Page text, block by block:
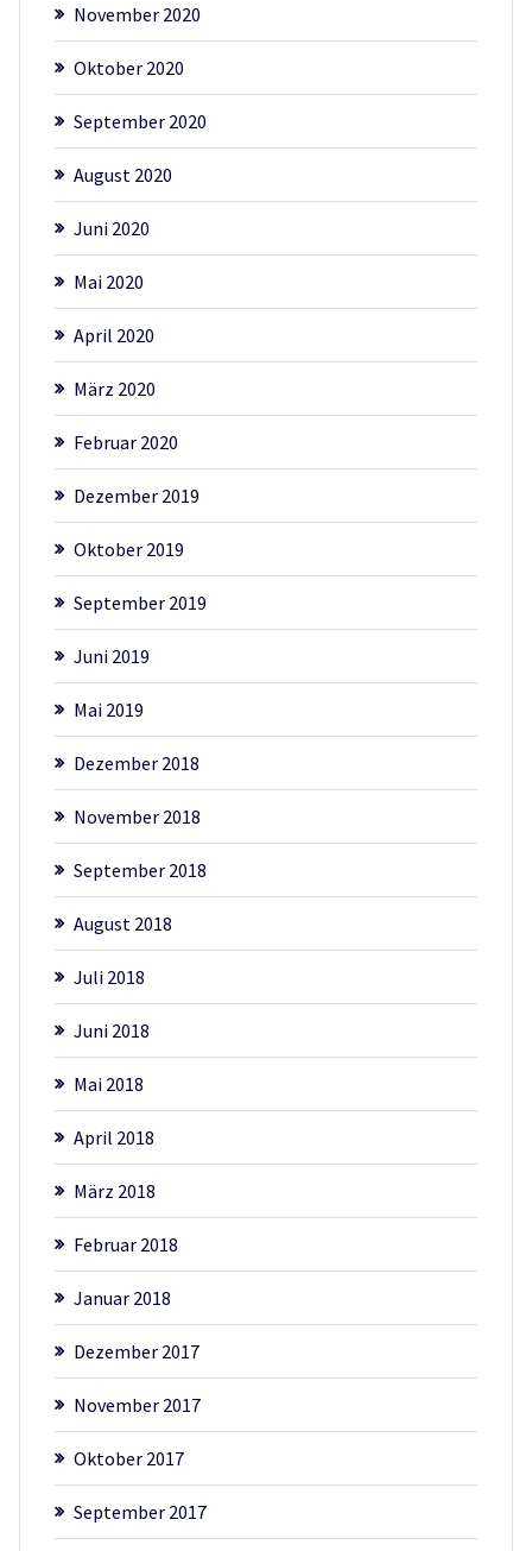
November 2020
Oktober 2020
September 2020
August 2020
Juni 2020
Mai 2020
April 2020
März 2020
Februar 2020
Dezember 2019
Oktober 2019
September 2019
Juni 2019
Mai 2019
Dezember 2018
November 2018
September 2018
August 2018
Juli 2018
Juni 2018
Mai 2018
April 2018
März 2018
Februar 2018
Januar 2018
Dezember 2017
November 2017
Oktober 2017
September 2017